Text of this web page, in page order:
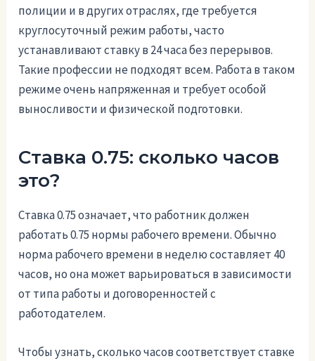
полиции и в других отраслях, где требуется
круглосуточный режим работы, часто
устанавливают ставку в 24 часа без перерывов.
Такие профессии не подходят всем. Работа в таком
режиме очень напряженная и требует особой
выносливости и физической подготовки.
Ставка 0.75: сколько часов
это?
Ставка 0.75 означает, что работник должен
работать 0.75 нормы рабочего времени. Обычно
норма рабочего времени в неделю составляет 40
часов, но она может варьироваться в зависимости
от типа работы и договоренностей с
работодателем.
Чтобы узнать, сколько часов соответствует ставке